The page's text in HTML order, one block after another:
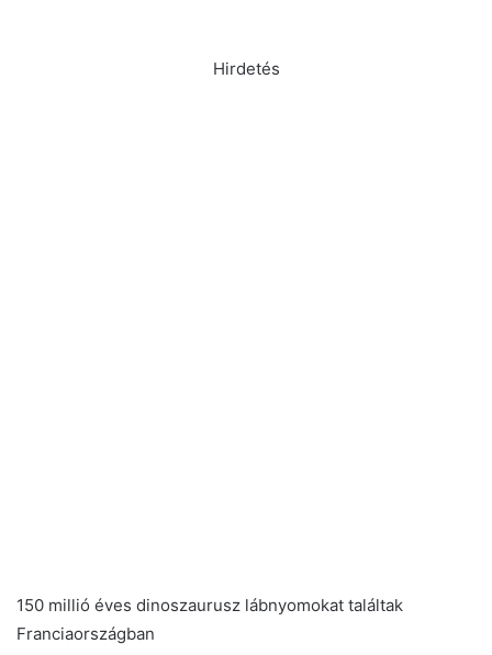
Hirdetés
150 millió éves dinoszaurusz lábnyomokat találtak
Franciaországban